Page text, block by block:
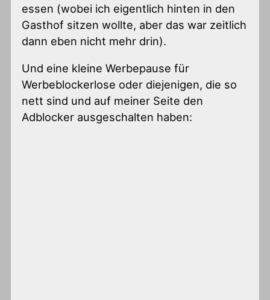
essen (wobei ich eigentlich hinten in den
Gasthof sitzen wollte, aber das war zeitlich
dann eben nicht mehr drin).
Und eine kleine Werbepause für
Werbeblockerlose oder diejenigen, die so
nett sind und auf meiner Seite den
Adblocker ausgeschalten haben: